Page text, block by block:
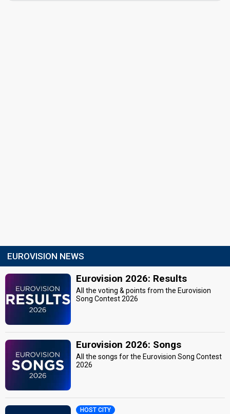
EUROVISION NEWS
Eurovision 2026: Results
All the voting & points from the Eurovision
Song Contest 2026
Eurovision 2026: Songs
All the songs for the Eurovision Song Contest
2026
HOST CITY